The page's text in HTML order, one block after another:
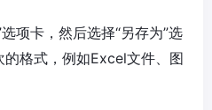
项卡，然后选择“另存为”选
格式，例如Excel文件、图